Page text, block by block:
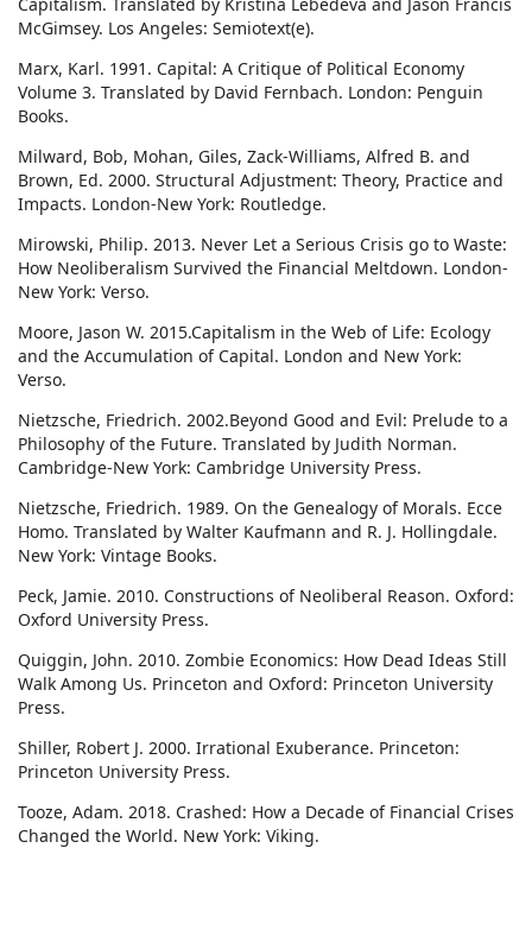
Capitalism. Translated by Kristina Lebedeva and Jason Francis
McGimsey. Los Angeles: Semiotext(e).
Marx, Karl. 1991. Capital: A Critique of Political Economy
Volume 3. Translated by David Fernbach. London: Penguin
Books.
Milward, Bob, Mohan, Giles, Zack-Williams, Alfred B. and
Brown, Ed. 2000. Structural Adjustment: Theory, Practice and
Impacts. London-New York: Routledge.
Mirowski, Philip. 2013. Never Let a Serious Crisis go to Waste:
How Neoliberalism Survived the Financial Meltdown. London-
New York: Verso.
Moore, Jason W. 2015.Capitalism in the Web of Life: Ecology
and the Accumulation of Capital. London and New York:
Verso.
Nietzsche, Friedrich. 2002.Beyond Good and Evil: Prelude to a
Philosophy of the Future. Translated by Judith Norman.
Cambridge-New York: Cambridge University Press.
Nietzsche, Friedrich. 1989. On the Genealogy of Morals. Ecce
Homo. Translated by Walter Kaufmann and R. J. Hollingdale.
New York: Vintage Books.
Peck, Jamie. 2010. Constructions of Neoliberal Reason. Oxford:
Oxford University Press.
Quiggin, John. 2010. Zombie Economics: How Dead Ideas Still
Walk Among Us. Princeton and Oxford: Princeton University
Press.
Shiller, Robert J. 2000. Irrational Exuberance. Princeton:
Princeton University Press.
Tooze, Adam. 2018. Crashed: How a Decade of Financial Crises
Changed the World. New York: Viking.